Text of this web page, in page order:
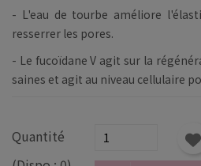
- L'eau de tourbe améliore
resserrer les pores.
- Le fucoïdane V agit sur la
saines et agit au niveau cellulaire
Quantité